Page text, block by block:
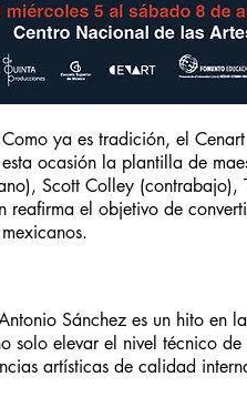
Como ya es tradición, el
ocasión la plantilla de
Scott Colley
reafirma el objetivo de
Sánchez es un hito en
solo elevar el nivel técnico
artísticas de calidad